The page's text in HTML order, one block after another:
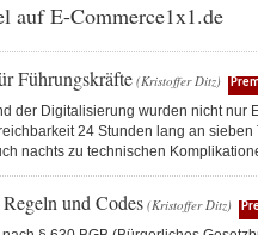
auf E-Commerce1x1.de
Führungskräfte (Kristoffer Ditz)
der Digitalisierung wurden nicht nur
24 Stunden lang an
nachts zu technischen
und Codes (Kristoffer Ditz)